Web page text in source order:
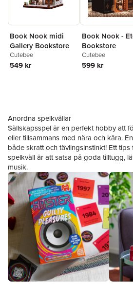
Book Nook midi
Gallery Bookstore
Cutebee
549 kr
Book Nook - Eternal
Bookstore
Cutebee
599 kr
Anordna spelkvällar
Sällskapsspel är en perfekt hobby att
eller tillsammans med nära och kära.
både skratt och tävlingsinstinkt! Ett
spelkväll är att satsa på goda tilltugg,
musik.